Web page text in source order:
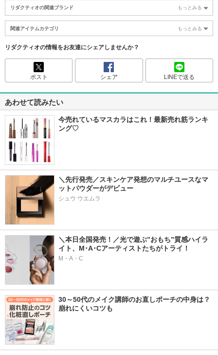
リダクティオの関連ブランド もっとみる
関連アイテムカテゴリ もっとみる
リダクティオの情報をお友達にシェアしませんか？
ポスト シェア LINEで送る
あわせて読みたい
今売れているマスカラはこれ！最新売れ筋ランキ
ング♡
＼先行発売／スキンケア発想のマルチユースなマ
ットパウダーがデビュー
シュウ ウエムラ
＼本日全国発売！／光で遊ぶ”おもち”質感ハイラ
イト、M･A･Cアーティストたちがトライ！
M・A・C
30～50代のメイク講師のお直しポーチの中身は？
崩れにくいコツも